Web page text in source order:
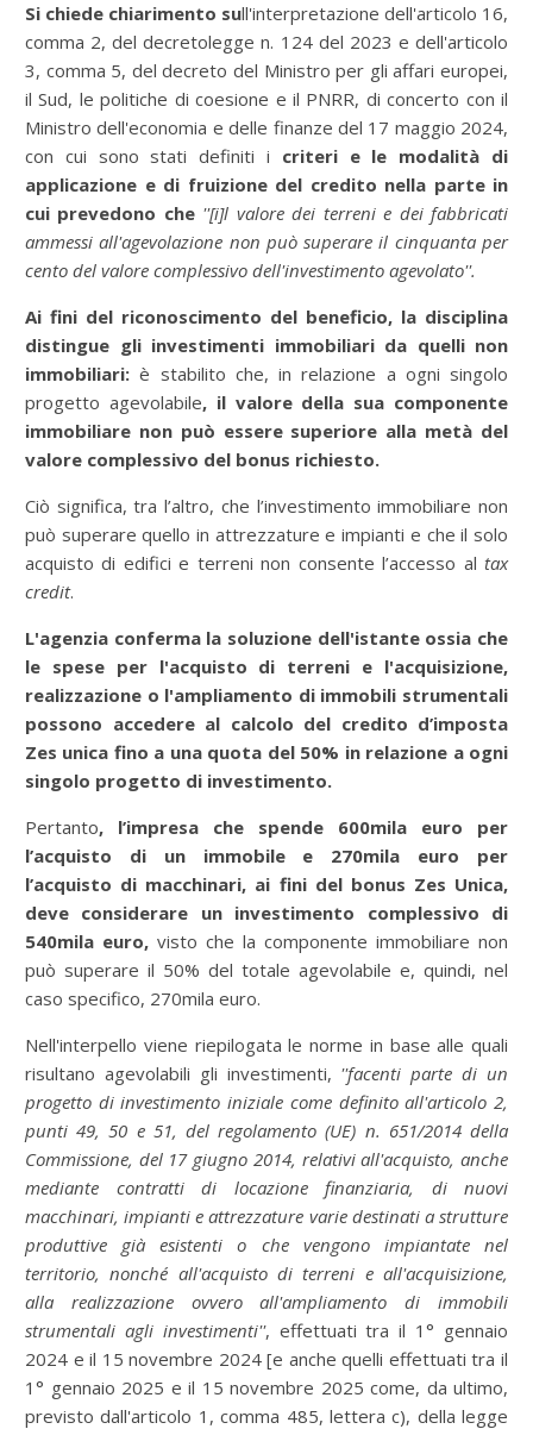
Si chiede chiarimento sull'interpretazione dell'articolo 16,
comma 2, del decretolegge n. 124 del 2023 e dell'articolo
3, comma 5, del decreto del Ministro per gli affari europei,
il Sud, le politiche di coesione e il PNRR, di concerto con il
Ministro dell'economia e delle finanze del 17 maggio 2024,
con cui sono stati definiti i criteri e le modalità di
applicazione e di fruizione del credito nella parte in
cui prevedono che ''[i]l valore dei terreni e dei fabbricati
ammessi all'agevolazione non può superare il cinquanta per
cento del valore complessivo dell'investimento agevolato''.
Ai fini del riconoscimento del beneficio, la disciplina
distingue gli investimenti immobiliari da quelli non
immobiliari: è stabilito che, in relazione a ogni singolo
progetto agevolabile, il valore della sua componente
immobiliare non può essere superiore alla metà del
valore complessivo del bonus richiesto.
Ciò significa, tra l’altro, che l’investimento immobiliare non
può superare quello in attrezzature e impianti e che il solo
acquisto di edifici e terreni non consente l’accesso al tax
credit.
L'agenzia conferma la soluzione dell'istante ossia che
le spese per l'acquisto di terreni e l'acquisizione,
realizzazione o l'ampliamento di immobili strumentali
possono accedere al calcolo del credito d’imposta
Zes unica fino a una quota del 50% in relazione a ogni
singolo progetto di investimento.
Pertanto, l’impresa che spende 600mila euro per
l’acquisto di un immobile e 270mila euro per
l’acquisto di macchinari, ai fini del bonus Zes Unica,
deve considerare un investimento complessivo di
540mila euro, visto che la componente immobiliare non
può superare il 50% del totale agevolabile e, quindi, nel
caso specifico, 270mila euro.
Nell'interpello viene riepilogata le norme in base alle quali
risultano agevolabili gli investimenti, ''facenti parte di un
progetto di investimento iniziale come definito all'articolo 2,
punti 49, 50 e 51, del regolamento (UE) n. 651/2014 della
Commissione, del 17 giugno 2014, relativi all'acquisto, anche
mediante contratti di locazione finanziaria, di nuovi
macchinari, impianti e attrezzature varie destinati a strutture
produttive già esistenti o che vengono impiantate nel
territorio, nonché all'acquisto di terreni e all'acquisizione,
alla realizzazione ovvero all'ampliamento di immobili
strumentali agli investimenti'', effettuati tra il 1° gennaio
2024 e il 15 novembre 2024 [e anche quelli effettuati tra il
1° gennaio 2025 e il 15 novembre 2025 come, da ultimo,
previsto dall'articolo 1, comma 485, lettera c), della legge